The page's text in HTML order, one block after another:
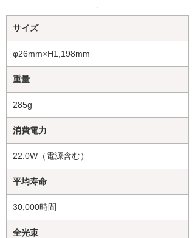
サイズ
φ26mm×H1,198mm
重量
285g
消費電力
22.0W（電源含む）
平均寿命
30,000時間
全光束